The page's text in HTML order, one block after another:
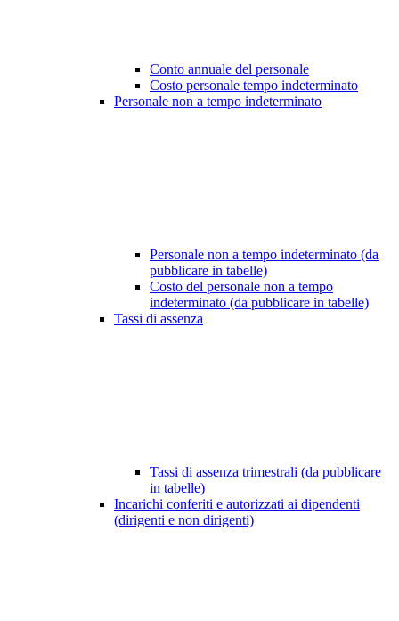
Conto annuale del personale
Costo personale tempo indeterminato
Personale non a tempo indeterminato
Personale non a tempo indeterminato (da
pubblicare in tabelle)
Costo del personale non a tempo
indeterminato (da pubblicare in tabelle)
Tassi di assenza
Tassi di assenza trimestrali (da pubblicare
in tabelle)
Incarichi conferiti e autorizzati ai dipendenti
(dirigenti e non dirigenti)